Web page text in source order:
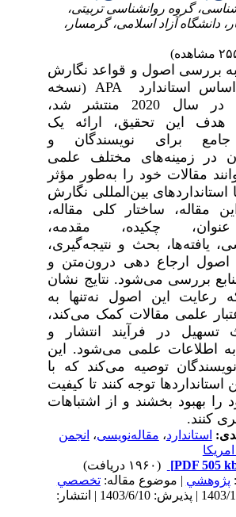
گروه روانشناسی تربیتی،
دانشگاه آزاد اسلامی، گرمسار،
بررسی اصول و قواعد نگارش
استاندارد APA
( نسخه
هفتم) که در سال 2020 منتشر شد،
هدف این تحقیق، ارائه یک
برای نویسندگان و
در زمینه‌های مختلف علمی
مقالات خود را به‌طور مؤثر
بین‌المللی نگارش
مقاله، ساختار کلی مقاله،
چکیده، مقدمه،
یافته‌ها، بحث و نتیجه‌گیری،
ارجاع دهی درون‌متن و
بررسی می‌شود. نتایج نشان
رعایت این اصول نه‌تنها به
علمی مقالات کمک می‌کند،
تسهیل در فرآیند انتشار و
اطلاعات علمی می‌شود. این
توصیه می‌کند که با
توجه کنند تا کیفیت
بهبود بخشند و از اشتباهات
کنند.
استاندارد ،مقاله‌نویسی،انجمن
| موضوع مقاله:تخصصي
دریافت: 1403/10/7 | پذیرش: 1403/6/10 | انتشار: